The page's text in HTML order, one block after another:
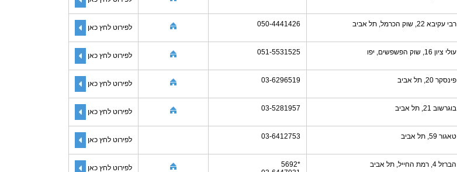
רבי עקיבא 22, שוק הכרמל, תל אביב 050-4441426 לפירוט לחץ כאן
עולי ציון 16, שוק הפשפשים, יפו 051-5531525 לפירוט לחץ כאן
פינסקר 20, תל אביב 03-6296519 לפירוט לחץ כאן
בוגרשוב 21, תל אביב 03-5281957 לפירוט לחץ כאן
טאגור 59, תל אביב 03-6412753 לפירוט לחץ כאן
הברזל 4, רמת החייל, תל אביב
*5692
לפירוט לחץ כאן